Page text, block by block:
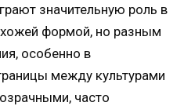
значительную роль в
формой, но разным
особенно в
между культурами
часто